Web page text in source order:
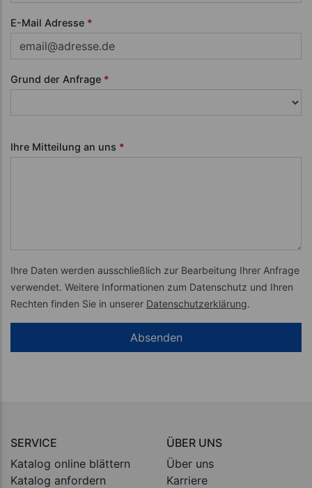
E-Mail Adresse *
Grund der Anfrage *
Ihre Mitteilung an uns *
Ihre Daten werden ausschließlich zur Bearbeitung Ihrer Anfrage
verwendet. Weitere Informationen zum Datenschutz und Ihren
Rechten finden Sie in unserer Datenschutzerklärung.
SERVICE
Katalog online blättern
Katalog anfordern
ÜBER UNS
Über uns
Karriere